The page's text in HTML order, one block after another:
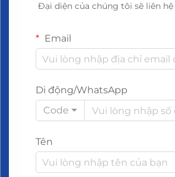
Đại diện của chúng tôi sẽ liên hệ
Email
Di động/WhatsApp
Code
Tên